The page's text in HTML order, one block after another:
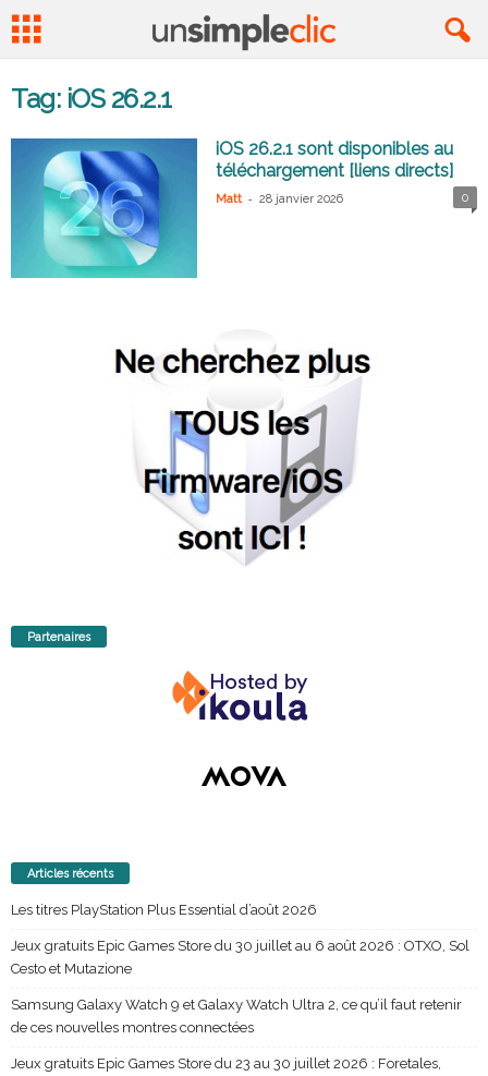
Tag: iOS 26.2.1
iOS 26.2.1 sont disponibles au
téléchargement [liens directs]
Matt - 28 janvier 2026 0
Partenaires
Articles récents
Les titres PlayStation Plus Essential d’août 2026
Jeux gratuits Epic Games Store du 30 juillet au 6 août 2026 : OTXO, Sol
Cesto et Mutazione
Samsung Galaxy Watch 9 et Galaxy Watch Ultra 2, ce qu’il faut retenir
de ces nouvelles montres connectées
Jeux gratuits Epic Games Store du 23 au 30 juillet 2026 : Foretales,